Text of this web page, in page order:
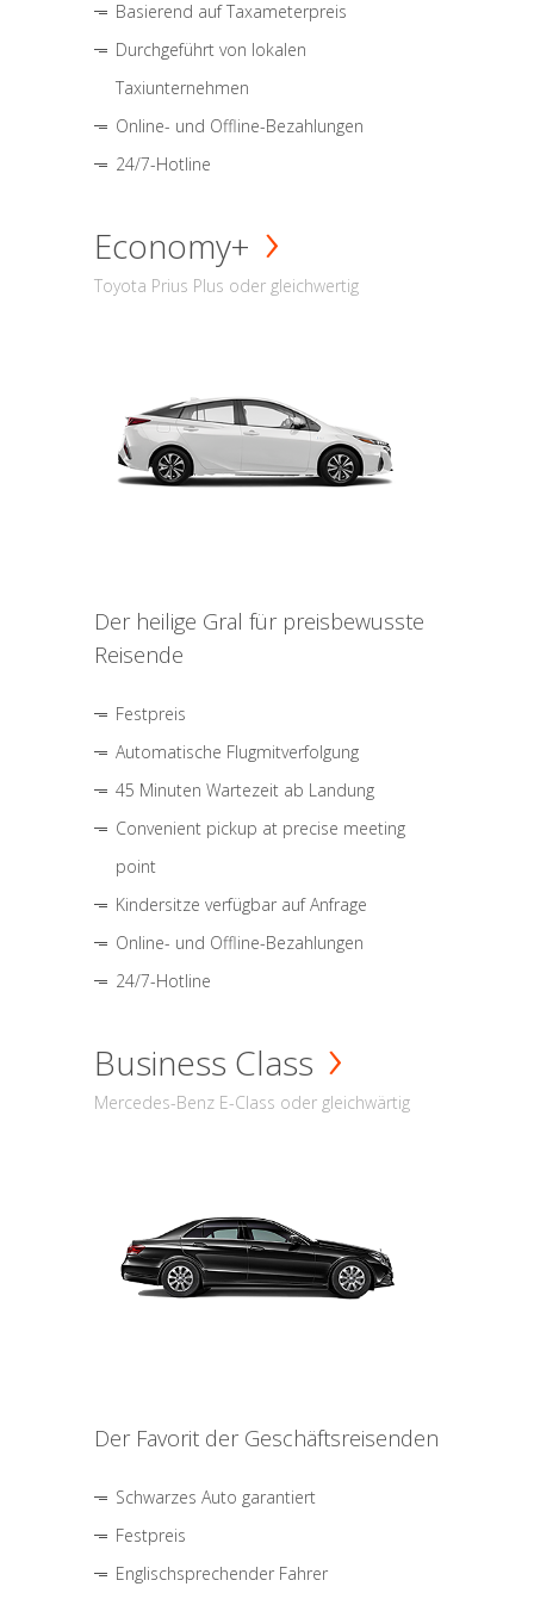
Basierend auf Taxameterpreis
Durchgeführt von lokalen
Taxiunternehmen
Online- und Offline-Bezahlungen
24/7-Hotline
Economy+
Toyota Prius Plus oder gleichwertig
Der heilige Gral für preisbewusste
Reisende
Festpreis
Automatische Flugmitverfolgung
45 Minuten Wartezeit ab Landung
Convenient pickup at precise meeting
point
Kindersitze verfügbar auf Anfrage
Online- und Offline-Bezahlungen
24/7-Hotline
Business Class
Mercedes-Benz E-Class oder gleichwärtig
Der Favorit der Geschäftsreisenden
Schwarzes Auto garantiert
Festpreis
Englischsprechender Fahrer